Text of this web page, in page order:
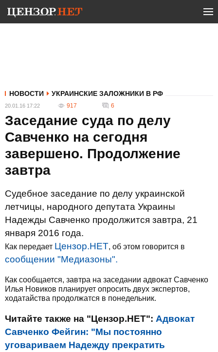
НОВОСТИ УКРАИНСКИЕ ЗАЛОЖНИКИ В РФ
20.01.16 17:22 917 6
Заседание суда по делу
Савченко на сегодня
завершено. Продолжение
завтра
Судебное заседание по делу украинской
летчицы, народного депутата Украины
Надежды Савченко продолжится завтра, 21
января 2016 года.
Как передает Цензор.НЕТ, об этом говорится в
сообщении "Медиазоны".
Как сообщается, завтра на заседании адвокат Савченко
Илья Новиков планирует опросить двух экспертов,
ходатайства продолжатся в понедельник.
Читайте также на "Цензор.НЕТ": Адвокат
Савченко Фейгин: "Мы постоянно
уговариваем Надежду прекратить